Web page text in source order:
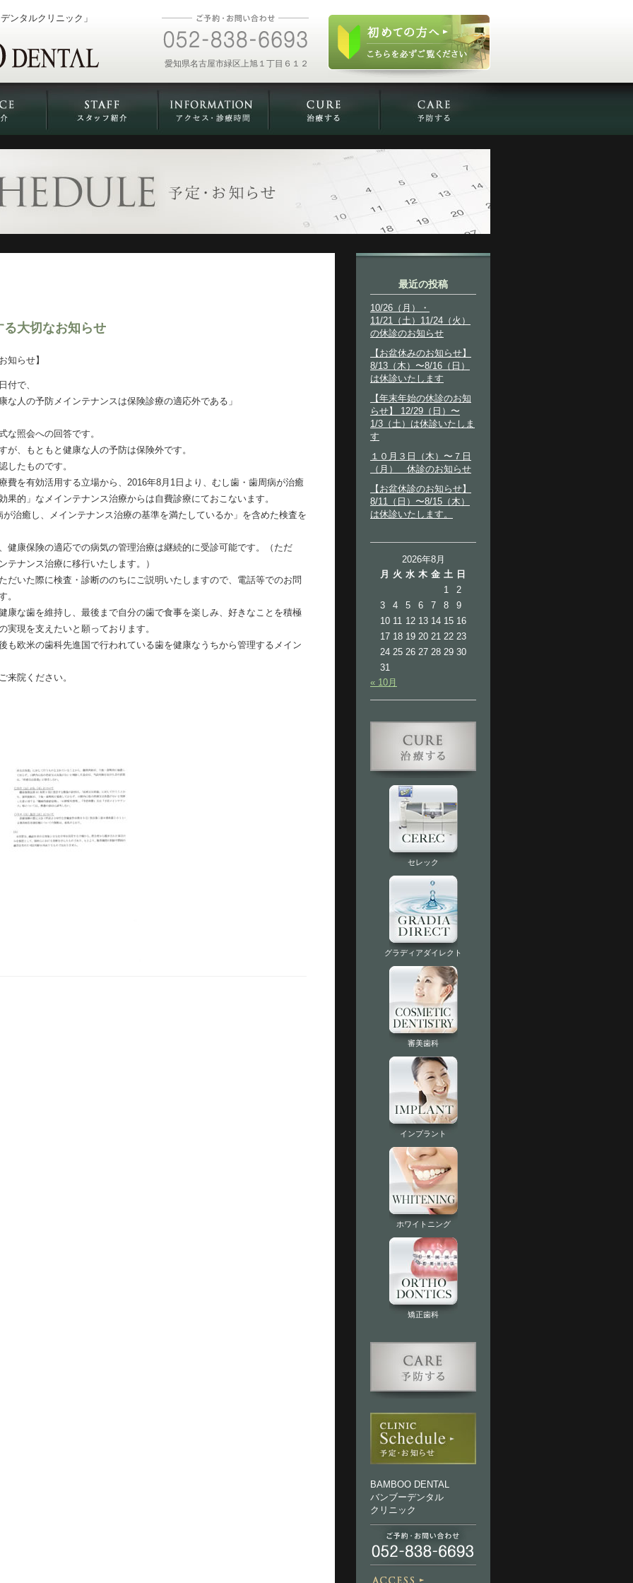
ンタルクリニック」
愛知県名古屋市緑区上旭１丁目６１２
最近の投稿
10/26（月）・
11/21（土）11/24（火）
の休診のお知らせ
【お盆休みのお知らせ】
8/13（木）〜8/16（日）
は休診いたします
【年末年始の休診のお知
らせ】 12/29（日）〜
1/3（土）は休診いたしま
す
１０月３日（木）〜７日
（月） 休診のお知らせ
【お盆休診のお知らせ】
8/11（日）〜8/15（木）
は休診いたします。
2026年8月
月 火 水 木 金 土 日
1
2
3
4 5 6 7 8
9
10 11 12 13 14 15 16
17 18 19 20 21 22 23
24 25 26 27 28 29 30
31
« 10月
セレック
グラディアダイレクト
審美歯科
インプラント
ホワイトニング
矯正歯科
BAMBOO DENTAL
バンブーデンタル
クリニック
大切なお知らせ
知らせ】
付で、
な人の予防メインテナンスは保険診療の適応外である」
な照会への回答です。
、もともと健康な人の予防は保険外です。
したものです。
費を有効活用する立場から、2016年8月1日より、むし歯・歯周病が治癒
果的」なメインテナンス治療からは自費診療にておこないます。
治癒し、メインテナンス治療の基準を満たしているか」を含めた検査を
健康保険の適応での病気の管理治療は継続的に受診可能です。（ただ
テナンス治療に移行いたします。）
だいた際に検査・診断ののちにご説明いたしますので、電話等でのお問
。
康な歯を維持し、最後まで自分の歯で食事を楽しみ、好きなことを積極
実現を支えたいと願っております。
欧米の歯科先進国で行われている歯を健康なうちから管理するメイン
来院ください。